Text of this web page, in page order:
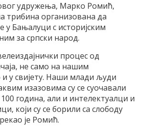
удружења, Марко Ромић,
трибина организована да
у Бањалуци с историјским
за српски народ.
процес од
не само на нашим
у свијету. Наши млади људи
изазовима су се суочавали
година, али и интелектуалци и
који су се борили са слободу
је Ромић.